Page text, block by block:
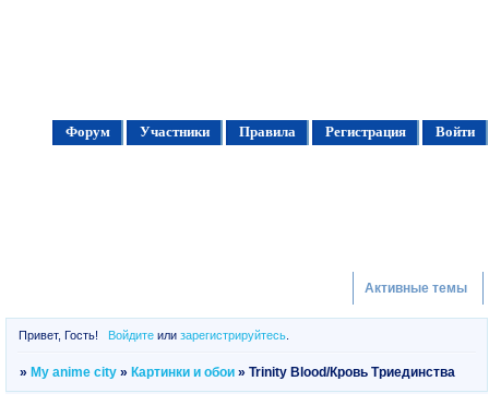
Форум Участники Правила Регистрация Войти
Активные темы
Привет, Гость! Войдитеили зарегистрируйтесь.
»My anime city »Картинки и обои »Trinity Blood/Кровь Триединства